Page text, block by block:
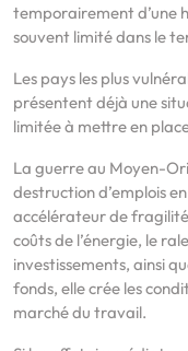
temporairement d’une
souvent limité dans le
Les pays les plus
présentent déjà une
limitée à mettre en
La guerre au Moyen-
destruction d’emplois
accélérateur de
coûts de l’énergie, le
investissements, ainsi
fonds, elle crée les
marché du travail.